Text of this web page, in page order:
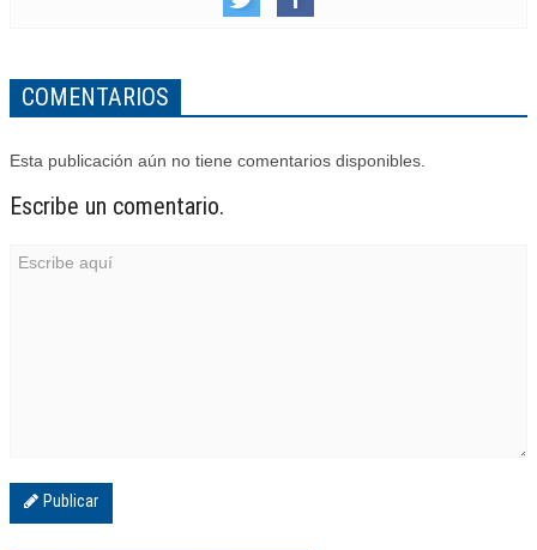
COMENTARIOS
Esta publicación aún no tiene comentarios disponibles.
Escribe un comentario.
Publicar